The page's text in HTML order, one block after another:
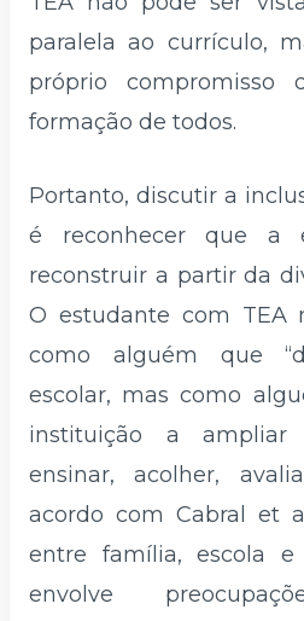
paralela ao currículo,
próprio
formação de todos.
Portanto, discutir a
é reconhecer que a
reconstruir a partir da
O estudante com TEA
como alguém que
escolar, mas como
instituição a
ensinar, acolher,
acordo com Cabral et
entre família, escola
envolve